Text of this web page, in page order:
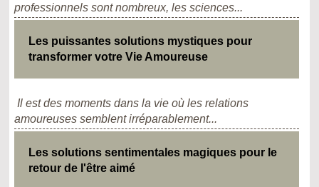
professionnels sont nombreux, les sciences...
Les puissantes solutions mystiques pour
transformer votre Vie Amoureuse
Il est des moments dans la vie où les relations
amoureuses semblent irréparablement...
Les solutions sentimentales magiques pour le
retour de l'être aimé